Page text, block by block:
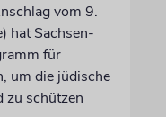
vom 9.
hat Sachsen-
für
um die jüdische
zu schützen